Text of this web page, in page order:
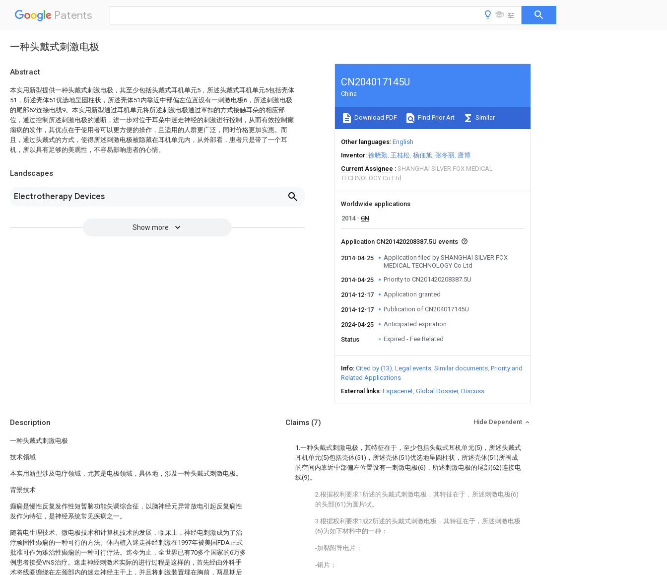
Patents
一种头戴式刺激电极
Abstract
本实用新型提供一种头戴式刺激电极，其至少包括头戴式耳机单元5，所述头戴式耳机单元5包括壳体
51，所述壳体51优选地呈圆柱状，所述壳体51内靠近中部偏左位置设有一刺激电极6，所述刺激电极
的尾部62连接电线9。本实用新型通过耳机单元将所述刺激电极通过罩扣的方式接触耳朵的相应部
位，通过控制所述刺激电极的通断，进一步对位于耳朵中迷走神经的刺激进行控制，从而有效控制癫
痫病的发作，其优点在于使用者可以更方便的操作，且适用的人群更广泛，同时价格更加实惠。而
且，通过头戴式的方式，使得所述刺激电极被隐藏在耳机单元内，从外部看，患者只是带了一个耳
机，所以具有足够的美观性，不容易影响患者的心情。
Landscapes
Electrotherapy Devices
Show more
CN204017145U
China
Download PDF Find Prior Art Similar
Other languages English
Inventor 徐晓勤 王桂松 杨佃旭 张冬丽 唐博
Current Assignee
SHANGHAI SILVER FOX MEDICAL
TECHNOLOGY Co Ltd
Worldwide applications
2014
CN
Application CN201420208387.5U events
2014-04-25
Application filed by SHANGHAI SILVER FOX
MEDICAL TECHNOLOGY Co Ltd
2014-04-25
Priority to CN201420208387.5U
2014-12-17 Application granted
2014-12-17 Publication of CN204017145U
2024-04-25 Anticipated expiration
Status Expired - Fee Related
Info Cited by (13) Legal events Similar documents Priority and
Related Applications
External links Espacenet Global Dossier Discuss
Description
一种头戴式刺激电极
技术领域
本实用新型涉及电疗领域，尤其是电极领域，具体地，涉及一种头戴式刺激电极。
背景技术
癫痫是慢性反复发作性短暂脑功能失调综合征，以脑神经元异常放电引起反复痫性
发作为特征，是神经系统常见疾病之一。
随着电生理技术、微电极技术和计算机技术的发展，临床上，神经电刺激成为了治
疗顽固性癫痫的一种可行的方法。体内植入迷走神经刺激在1997年被美国FDA正式
批准可作为难治性癫痫的一种可行疗法。迄今为止，全世界已有70多个国家的6万多
例患者接受VNS治疗。迷走神经刺激术实际的进行过程是这样的，首先经由外科手
术将线圈缠绕在左颈部内的迷走神经主干上，并且将刺激装置埋在胸前，两星期后
Claims (7) Hide Dependent
1.一种头戴式刺激电极，其特征在于，至少包括头戴式耳机单元(5)，所述头戴式
耳机单元(5)包括壳体(51)，所述壳体(51)优选地呈圆柱状，所述壳体(51)所围成
的空间内靠近中部偏左位置设有一刺激电极(6)，所述刺激电极的尾部(62)连接电
线(9)。
2.根据权利要求1所述的头戴式刺激电极，其特征在于，所述刺激电极(6)
的头部(61)为圆片状。
3.根据权利要求1或2所述的头戴式刺激电极，其特征在于，所述刺激电极
(6)为如下材料中的一种：
-加黏附导电片；
-铜片；